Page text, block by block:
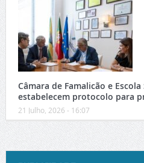
Câmara de Famalicão e
estabelecem protocolo para
21 Julho, 2026 - 16:07